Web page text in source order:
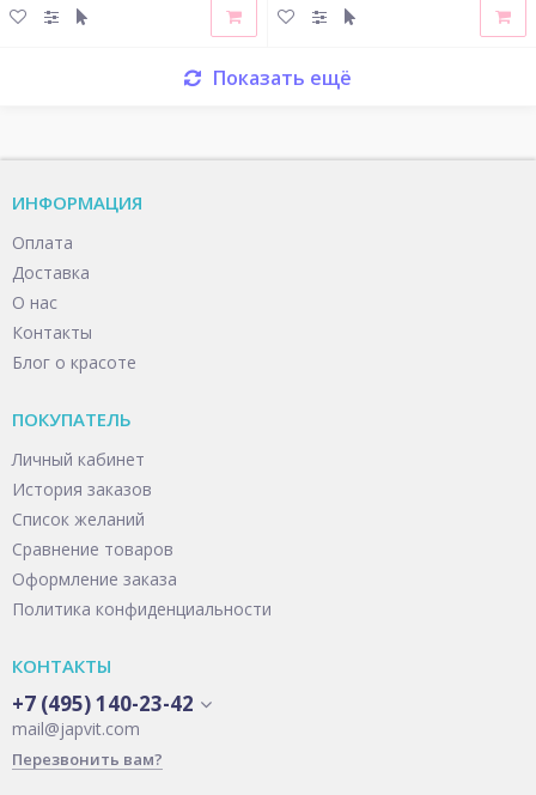
Показать ещё
ИНФОРМАЦИЯ
Оплата
Доставка
О нас
Контакты
Блог о красоте
ПОКУПАТЕЛЬ
Личный кабинет
История заказов
Список желаний
Сравнение товаров
Оформление заказа
Политика конфиденциальности
КОНТАКТЫ
+7 (495) 140-23-42
mail@japvit.com
Перезвонить вам?